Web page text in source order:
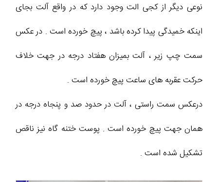
نوعی دیگر از کجی الت وجود دارد که در واقع آلت بجای
اینکه خمیدگی پیدا کرده باشد ، پیچ خورده است . در عکس
سمت چپ زیر ، آلت بمیزان هفتاد درجه در جهت خلاف
حرکت عقربه های ساعت پیچ خورده است .
درعکس سمت راستی ، آلت در حدود صد و پنجاه درجه در
همان جهت پیچ خورده است . پوست ختنه گاه نیز ناقص
تشکیل شده است .